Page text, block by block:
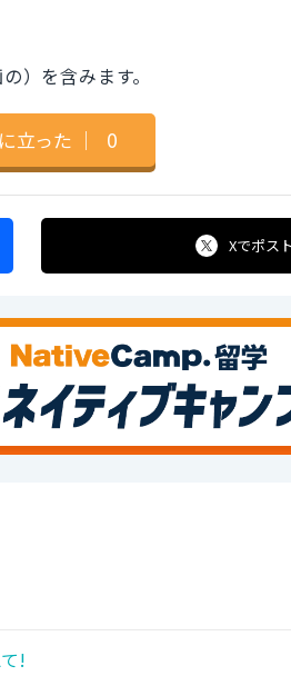
）を含みます。
立った ｜ 0
Xでポスト
!